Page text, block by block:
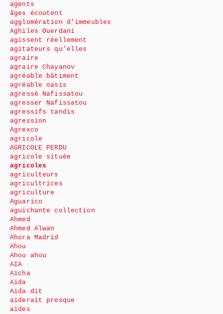
agents
âges écoutent
agglomération d’immeubles
Aghiles Ouerdani
agissent réellement
agitateurs qu’elles
agraire
agraire Chayanov
agréable bâtiment
agréable oasis
agressé Nafissatou
agresser Nafissatou
agressifs tandis
agression
Agrexco
agricole
AGRICOLE PERDU
agricole située
agricoles
agriculteurs
agricultrices
agriculture
Aguarico
aguichante collection
Ahmed
Ahmed Alwan
Ahora Madrid
Ahou
Ahou ahou
AIA
Aïcha
Aida
Aida dit
aiderait presque
aides